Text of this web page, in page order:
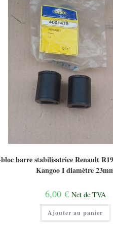
barre stabilisatrice Renault
Kangoo I diamètre
6,00 € Net de TVA
Ajouter au panier